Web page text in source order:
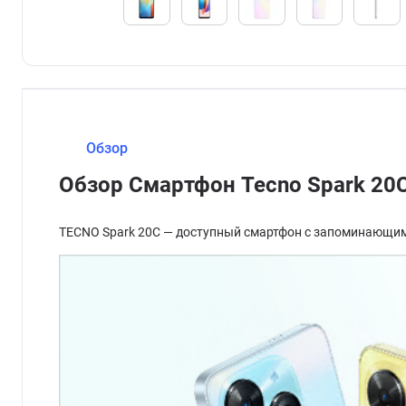
Обзор
Обзор Смартфон Tecno Spark
TECNO Spark 20C — доступный смартфон с